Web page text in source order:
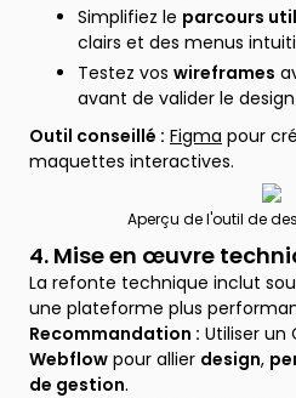
Simplifiez le parcours
clairs et des menus
Testez vos wireframes
avant de valider le
Outil conseillé : Figma pour
maquettes interactives.
Aperçu de l'outil de
4. Mise en œuvre
La refonte technique inclut
une plateforme plus
Recommandation : Utiliser un
Webflow pour allier design,
de gestion.